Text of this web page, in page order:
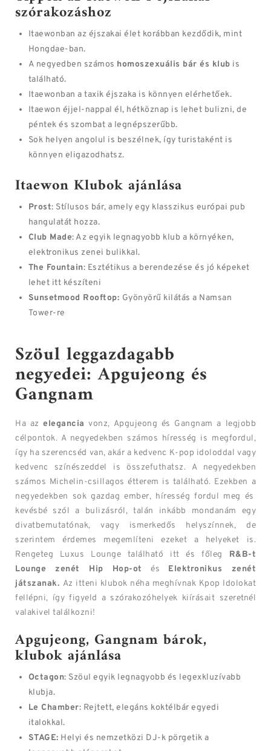
szórakozáshoz
Itaewonban az éjszakai élet korábban kezdődik, mint
Hongdae-ban.
A negyedben számos homoszexuális bár és klub is
található.
Itaewonban a taxik éjszaka is könnyen elérhetőek.
Itaewon éjjel-nappal él, hétköznap is lehet bulizni, de
péntek és szombat a legnépszerűbb.
Sok helyen angolul is beszélnek, így turistaként is
könnyen eligazodhatsz.
Itaewon Klubok ajánlása
Prost: Stílusos bár, amely egy klasszikus európai pub
hangulatát hozza.
Club Made: Az egyik legnagyobb klub a környéken,
elektronikus zenei bulikkal.
The Fountain: Esztétikus a berendezése és jó képeket
lehet itt készíteni
Sunsetmood Rooftop: Gyönyörű kilátás a Namsan
Tower-re
Szöul leggazdagabb
negyedei: Apgujeong és
Gangnam
Ha azelegancia vonz, Apgujeong és Gangnam a legjobb
célpontok. A negyedekben számos híresség is megfordul,
így ha szerencséd van, akár a kedvenc K-pop idoloddal vagy
kedvenc színészeddel is összefuthatsz. A negyedekben
számos Michelin-csillagos étterem is található. Ezekben a
negyedekben sok gazdag ember, híresség fordul meg és
kevésbé szól a bulizásról, talán inkább mondanám egy
divatbemutatónak, vagy ismerkedős helyszínnek, de
szerintem érdemes megemlíteni ezeket a helyeket is.
Rengeteg Luxus Lounge található itt és főleg R&B-t
Lounge zenét Hip Hop-ot
és Elektronikus zenét
játszanak. Az itteni klubok néha meghívnak Kpop Idolokat
fellépni, így figyeld a szórakozóhelyek kiírásait szeretnél
valakivel találkozni!
Apgujeong, Gangnam bárok,
klubok ajánlása
Octagon: Szöul egyik legnagyobb és legexkluzívabb
klubja.
Le Chamber: Rejtett, elegáns koktélbár egyedi
italokkal.
STAGE: Helyi és nemzetközi DJ-k pörgetik a